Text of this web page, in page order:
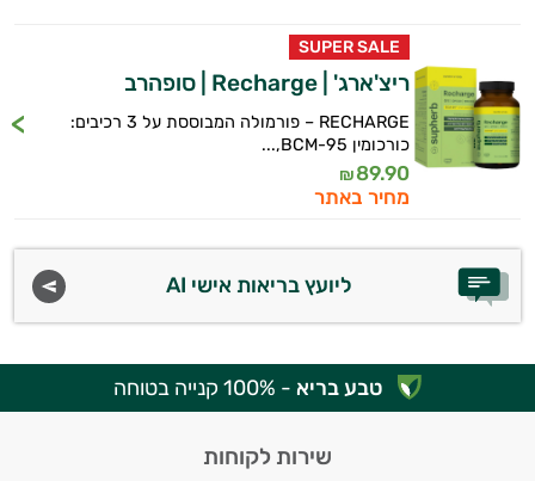
SUPER SALE
ריצ'ארג' | Recharge | סופהרב
RECHARGE – פורמולה המבוססת על 3 רכיבים:
כורכומין BCM-95,...
89.90
₪
מחיר באתר
ליועץ בריאות אישי AI
טבע בריא - 100% קנייה בטוחה
שירות לקוחות